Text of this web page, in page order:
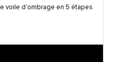
voile d'ombrage en 5 étapes